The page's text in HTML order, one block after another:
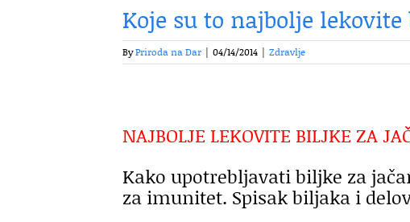
Koje su to najbolje
ByPriroda na Dar | 04/14/2014 | Zdravlje
NAJBOLJE LEKOVITE BILJKE ZA
Kako upotrebljavati biljke za
za imunitet. Spisak biljaka i